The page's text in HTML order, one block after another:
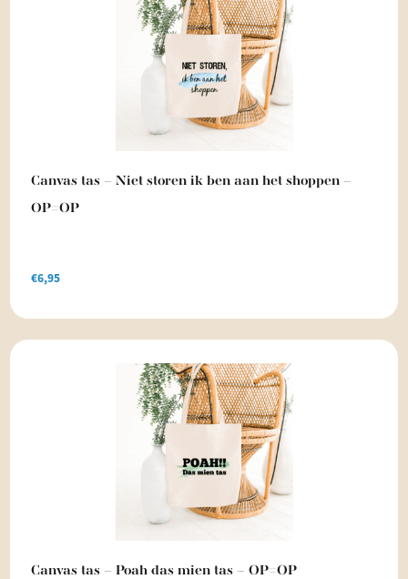
Canvas tas – Niet storen ik ben aan het shoppen –
OP=OP
€6,95
Canvas tas – Poah das mien tas – OP=OP